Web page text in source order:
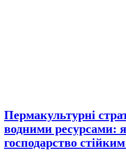
Пермакультурні
водними ресурсами:
господарство